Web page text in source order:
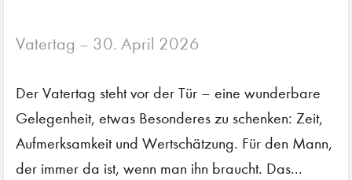
Vatertag – 30. April 2026
Der Vatertag steht vor der Tür – eine wunderbare
Gelegenheit, etwas Besonderes zu schenken: Zeit,
Aufmerksamkeit und Wertschätzung. Für den Mann,
der immer da ist, wenn man ihn braucht. Das...